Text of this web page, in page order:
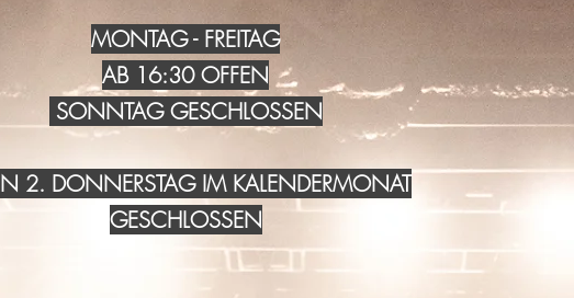
MONTAG - FREITAG
AB 16:30 OFFEN
SONNTAG GESCHLOSSEN
2. DONNERSTAG IM KALENDERMONAT
GESCHLOSSEN